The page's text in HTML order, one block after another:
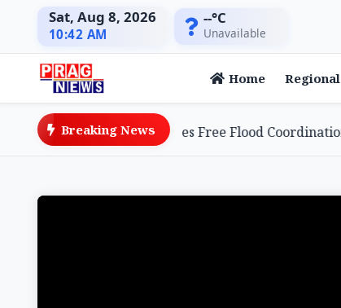
Sat, Aug 8, 2026
10:42 AM
--°C
Unavailable
Home Regional
Breaking News
Entrepreneur Launches Free Flood Coordination